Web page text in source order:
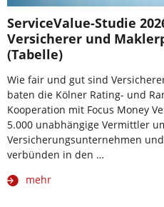
ServiceValue-Studie
Versicherer und
(Tabelle)
Wie fair und gut sind
baten die Kölner Rating- und
Kooperation mit Focus Money
5.000 unabhängige Vermittler
Versicherungsunternehmen
verbünden in den …
mehr